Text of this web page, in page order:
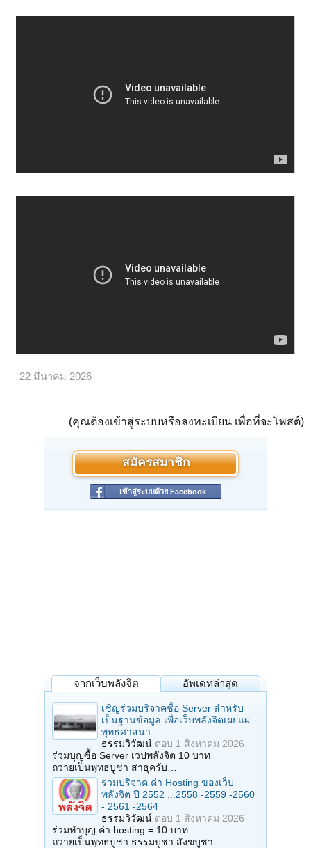
22 มีนาคม 2026
(คุณต้องเข้าสู่ระบบหรือลงทะเบียน เพื่อที่จะโพสต์)
สมัครสมาชิก
เข้าสู่ระบบด้วย Facebook
จากเว็บพลังจิต อัพเดทล่าสุด
เชิญร่วมบริจาคซื้อ Server สำหรับ
เป็นฐานข้อมูล เพื่อเว็บพลังจิตเผยแผ่
พุทธศาสนา
ธรรมวิวัฒน์ ตอบ 1 สิงหาคม 2026
ร่วมบุญซื้อ Server เวปพลังจิต 10 บาท
ถวายเป็นพุทธบูชา สาธุครับ…
ร่วมบริจาค ค่า Hosting ของเว็บ
พลังจิต ปี 2552 ...2558 -2559 -2560
- 2561 -2564
ธรรมวิวัฒน์ ตอบ 1 สิงหาคม 2026
ร่วมทำบุญ ค่า hosting = 10 บาท
ถวายเป็นพุทธบูชา ธรรมบูชา สังฆบูชา…